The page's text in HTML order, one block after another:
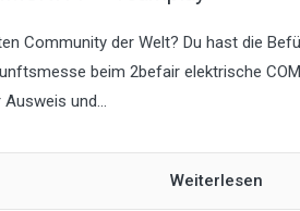
Community der Welt? Du hast die
beim 2befair elektrische
und...
Weiterlesen